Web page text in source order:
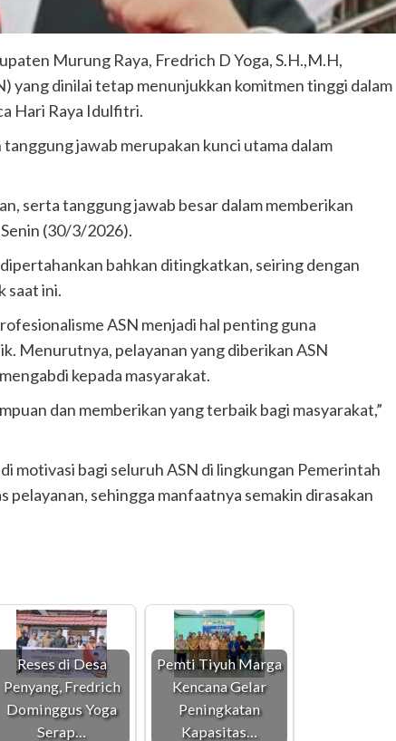
Murung Raya, Fredrich D Yoga, S.H.,M.H,
yang dinilai tetap menunjukkan komitmen tinggi dalam
Hari Raya Idulfitri.
jawab merupakan kunci utama dalam
serta tanggung jawab besar dalam memberikan
(30/3/2026).
bahkan ditingkatkan, seiring dengan
saat ini.
ASN menjadi hal penting guna
Menurutnya, pelayanan yang diberikan ASN
kepada masyarakat.
dan memberikan yang terbaik bagi masyarakat,”
motivasi bagi seluruh ASN di lingkungan Pemerintah
sehingga manfaatnya semakin dirasakan
Reses di Desa
Penyang, Fredrich
Dominggus Yoga
Serap…
Pemti Tiyuh Marga
Kencana Gelar
Peningkatan
Kapasitas…